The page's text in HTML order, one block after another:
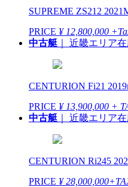
SUPREME ZS212
PRICE ¥ 12,800,000
中古艇 ｜ 近畿エリア
CENTURION Fi21
PRICE ¥ 13,900,000 +
中古艇 ｜ 近畿エリア
CENTURION Ri245
PRICE ¥